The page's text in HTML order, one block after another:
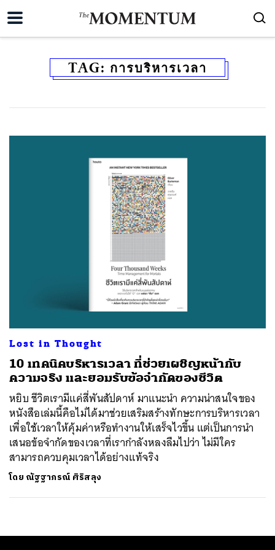
TAG: การบริหารเวลา
Lost in Thought
10 เทคนิคบริหารเวลา ที่ช่วยเผชิญหน้ากับ
ความจริง และยอมรับข้อจำกัดของชีวิต
หยิบ ชีวิตเรามีแค่สี่พันสัปดาห์ มาแนะนำ ความน่าสนใจของ
หนังสือเล่มนี้คือไม่ได้มาช่วยเสริมสร้างทักษะการบริหารเวลา
เพื่อใช้เวลาให้คุ้มค่าหรือทำงานให้เสร็จไวขึ้น แต่เป็นการนำ
เสนอข้อจำกัดของเวลาที่เรากำลังหลงลืมไปว่า ไม่มีใคร
สามารถควบคุมเวลาได้อย่างแท้จริง
โดย ณัฐฐาภรณ์ ศิริสลุง
SHARE TWEET LINE EMAIL